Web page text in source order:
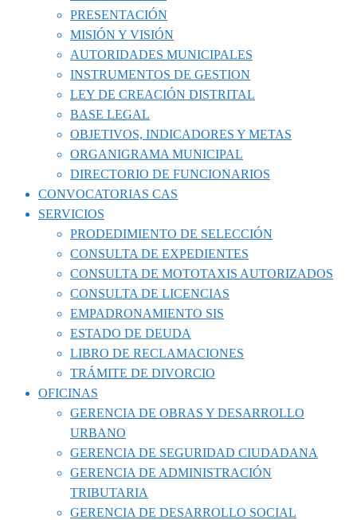
PRESENTACIÓN
MISIÓN Y VISIÓN
AUTORIDADES MUNICIPALES
INSTRUMENTOS DE GESTION
LEY DE CREACIÓN DISTRITAL
BASE LEGAL
OBJETIVOS, INDICADORES Y METAS
ORGANIGRAMA MUNICIPAL
DIRECTORIO DE FUNCIONARIOS
CONVOCATORIAS CAS
SERVICIOS
PRODEDIMIENTO DE SELECCIÓN
CONSULTA DE EXPEDIENTES
CONSULTA DE MOTOTAXIS AUTORIZADOS
CONSULTA DE LICENCIAS
EMPADRONAMIENTO SIS
ESTADO DE DEUDA
LIBRO DE RECLAMACIONES
TRÁMITE DE DIVORCIO
OFICINAS
GERENCIA DE OBRAS Y DESARROLLO
URBANO
GERENCIA DE SEGURIDAD CIUDADANA
GERENCIA DE ADMINISTRACIÓN
TRIBUTARIA
GERENCIA DE DESARROLLO SOCIAL